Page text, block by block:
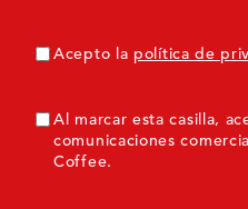
Consentimiento
Acepto la política de
ConsentimientoMarketing
Al marcar esta casilla,
comunicaciones
Coffee.